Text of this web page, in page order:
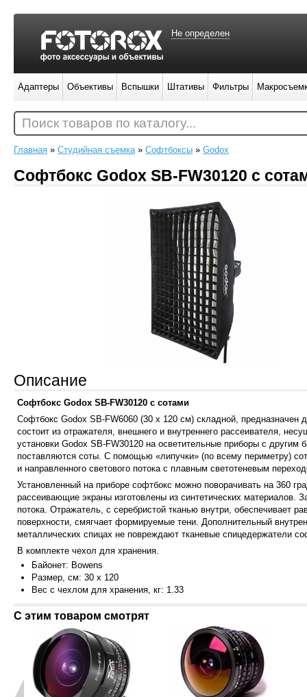
Главная » Студийная съемка» Софтбоксы » Godox
Софтбокс Godox SB-FW30120 с
Описание
Софтбокс Godox SB-FW30120 с сотами
Софтбокс Godox SB-FW6060 (30 х 120 см) складной, предназначен
состоит из отражателя, внешнего и внутреннего рассеивателя,
установки Godox SB-FW30120 на осветительные приборы с
поставляются соты. С помощью «липучки» (по всему периметру)
и направленного светового потока с плавным светотеневым
Установленный на приборе софтбокс можно поворачивать на 360
рассеивающие экраны изготовлены из синтетических материалов.
потока. Отражатель, с серебристой тканью внутри, обеспечивает
поверхности, смягчает формируемые тени. Дополнительный
металлических спицах не повреждают тканевые спицедержатели
В комплекте чехол для хранения.
Байонет: Bowens
Размер, см: 30 х 120
Вес с чехлом для хранения, кг: 1.33
С этим товаром смотрят
Не определен
Адаптеры Объективы Вспышки Штативы Фильтры
Поиск товаров по каталогу...